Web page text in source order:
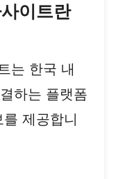
이트란
는 한국 내
하는 플랫폼
제공합니